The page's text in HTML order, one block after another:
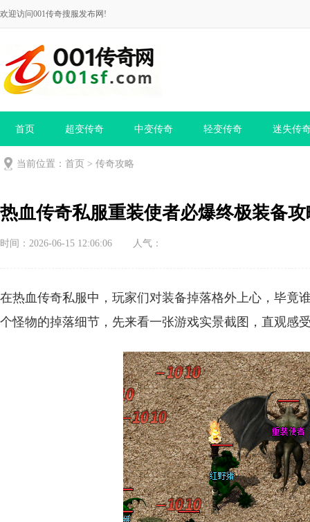
欢迎访问001传奇搜服发布网!
首页 超变传奇 中变传奇 轻变传奇 迷失传
当前位置： 首页 > 传奇攻略
热血传奇私服重装使者必爆终极装备攻
时间：2026-06-15 12:06:06 人气：
在热血传奇私服中，玩家们对装备掉落格外上心，毕竟
个怪物的掉落细节，先来看一张游戏实景截图，直观感